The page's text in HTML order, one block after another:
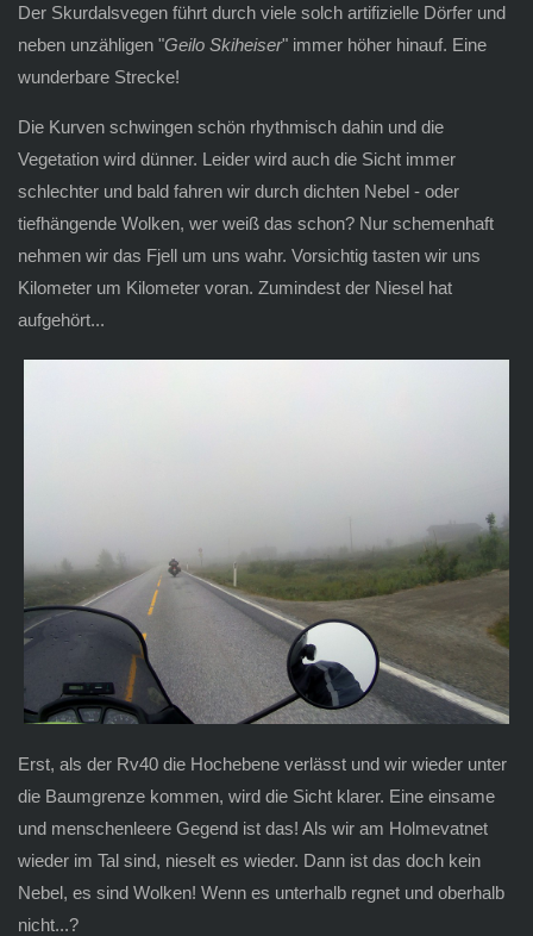
Der Skurdalsvegen führt durch viele solch artifizielle Dörfer und
neben unzähligen "Geilo Skiheiser" immer höher hinauf. Eine
wunderbare Strecke!
Die Kurven schwingen schön rhythmisch dahin und die
Vegetation wird dünner. Leider wird auch die Sicht immer
schlechter und bald fahren wir durch dichten Nebel - oder
tiefhängende Wolken, wer weiß das schon? Nur schemenhaft
nehmen wir das Fjell um uns wahr. Vorsichtig tasten wir uns
Kilometer um Kilometer voran. Zumindest der Niesel hat
aufgehört...
Erst, als der Rv40 die Hochebene verlässt und wir wieder unter
die Baumgrenze kommen, wird die Sicht klarer. Eine einsame
und menschenleere Gegend ist das! Als wir am Holmevatnet
wieder im Tal sind, nieselt es wieder. Dann ist das doch kein
Nebel, es sind Wolken! Wenn es unterhalb regnet und oberhalb
nicht...?